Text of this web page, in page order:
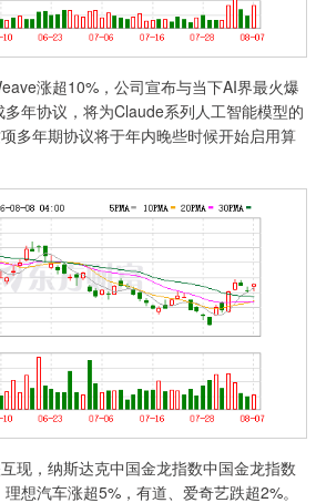
涨超10%，公司宣布与当下AI界最火爆
年协议，将为Claude系列人工智能模型的
多年期协议将于年内晚些时候开始启用算
，纳斯达克中国金龙指数中国金龙指数
想汽车涨超5%，有道、爱奇艺跌超2%。